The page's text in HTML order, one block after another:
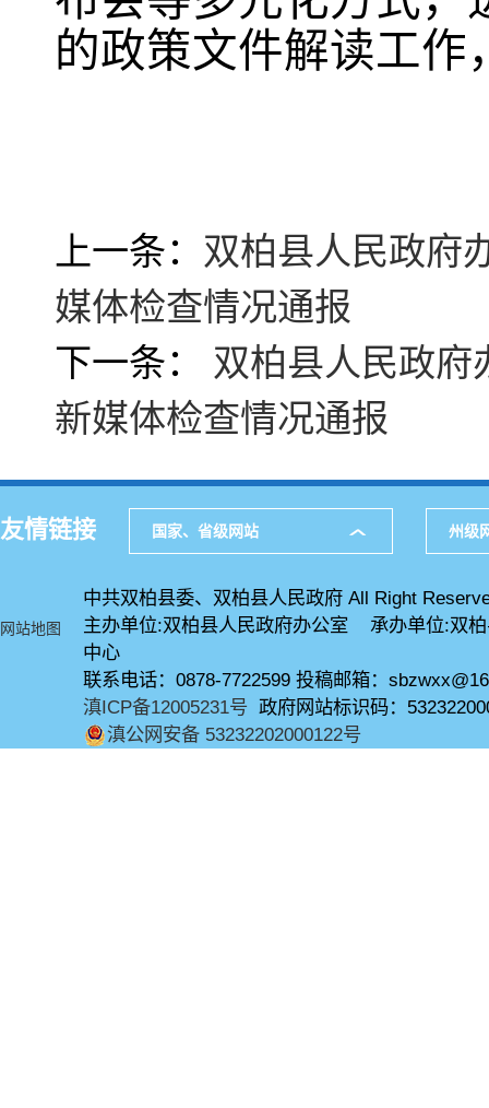
的政策文件解读工作
上一条： 双柏县人民政府
媒体检查情况通报
下一条：
双柏县人民政府
新媒体检查情况通报
友情链接 国家、省级网站 州级
网站地图
中共双柏县委、双柏县人民政府 All Right
主办单位:双柏县人民政府办公室 承办单位:双
中心
联系电话：0878-7722599 投稿邮箱：
滇ICP备12005231号 政府网站标识码：
滇公网安备 53232202000122号